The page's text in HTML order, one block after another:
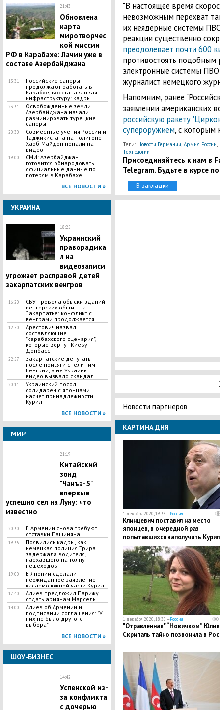
21:43
Обновлена
карта
миротворчес
кой миссии
РФ в Карабахе: Лачин уже в
составе Азербайджана
13:31
​Российские саперы
продолжают работать в
Карабхе, восстанавливая
инфраструктуру: кадры
23:31
Освобожденные земли
Азербайджана начали
разминировать турецкие
саперы
20:30
​Совместные учения России и
Таджикистана на полигоне
Харб-Майдон попали на
видео
19:00
​СМИ: Азербайджан
готовится обнародовать
официальные данные по
потерям в Карабахе
ВСЕ НОВОСТИ »
УКРАИНА
18:25
Украинский
праворадика
л на
видеозаписи
угрожает расправой детей
закарпатских венгров
16:20
СБУ провела обыски зданий
венгерских общин на
Закарпатье: конфликт с
венграми продолжается
12:50
​Арестович назвал
составляющие
"карабахского сценария",
которые вернут Киеву
Донбасс
22:57
Закарпатские депутаты
после присяги спели гимн
Венгрии, а не Украины:
видео вызвало скандал
20:11
Украинский посол
солидарен с японцами
насчет принадлежности
Курил
ВСЕ НОВОСТИ »
МИР
21:19
​Китайский
зонд
"Чанъэ-5"
впервые
успешно сел на Луну: что
известно
20:30
В Армении снова требуют
отставки Пашиняна
19:35
Появились кадры, как
немецкая полиция Трира
задержала водителя,
наехавшего на толпу
пешеходов
19:00
​В Японии сделали
неожиданное заявление
касаемо южной части Курил
17:40
Алиев предложил Парижу
отдать армянам Марсель
14:00
​Алиев об Армении и
подписании соглашения: "У
них не было другого
выбора"
ВСЕ НОВОСТИ »
ШОУ-БИЗНЕС
14:42
Успенской из-
за конфликта
с дочерью
"В настоящее время
невозможным перехват
их неядерные системы
реакции существенно
преодолевает почти 600
противостоять подобным
электронные системы ПВО
журналист немецкого
Напомним, ранее
заявлении американских
российскую ракету
супероружием, с которым
Теги: Новости Германии, Армия России,
Технологии
Присоединяйтесь к нам в
Telegram. Будьте в курсе
В закладки
Новости партнеров
КАРТИНА ДНЯ
1 декабря 2020, 19:38 —Россия
​Клинцевич поставил на место
японцев, в очередной раз
попытавшихся заполучить
1 декабря 2020, 18:30 —Россия
​"Отравленная" “Новичком” Юлия
Скрипаль тайно позвонила в